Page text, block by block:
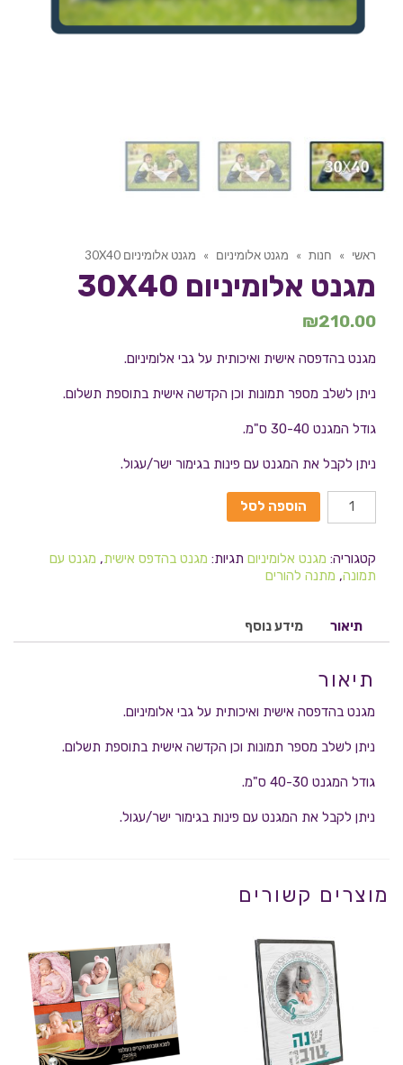
ראשי » חנות » מגנט אלומיניום » מגנט אלומיניום 30X40
מגנט אלומיניום 30X40
₪210.00
מגנט בהדפסה אישית ואיכותית על גבי אלומיניום.
ניתן לשלב מספר תמונות וכן הקדשה אישית בתוספת תשלום.
גודל המגנט 30-40 ס"מ.
ניתן לקבל את המגנט עם פינות בגימור ישר/עגול.
הוספה לסל
קטגוריה: מגנט אלומיניום תגיות: מגנט בהדפס אישית, מגנט עם
תמונה, מתנה להורים
תיאור מידע נוסף
תיאור
מגנט בהדפסה אישית ואיכותית על גבי אלומיניום.
ניתן לשלב מספר תמונות וכן הקדשה אישית בתוספת תשלום.
גודל המגנט 40-30 ס"מ.
ניתן לקבל את המגנט עם פינות בגימור ישר/עגול.
מוצרים קשורים